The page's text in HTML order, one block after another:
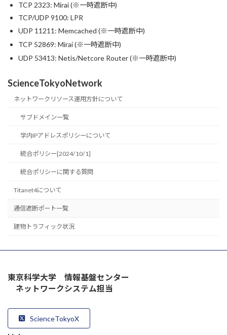
TCP 2323: Mirai (※一時遮断中)
TCP/UDP 9100: LPR
UDP 11211: Memcached (※一時遮断中)
TCP 52869: Mirai (※一時遮断中)
UDP 53413: Netis/Netcore Router (※一時遮断中)
ScienceTokyoNetwork
ネットワークリソース運用方針について
サブドメイン一覧
学内IPアドレスポリシーについて
統合ポリシー[2024/10/1]
統合ポリシーに関する質問
Titanet4について
通信遮断ポート一覧
建物トラフィック状況
東京科学大学 情報基盤センター
ネットワークシステム担当
ScienceTokyoX